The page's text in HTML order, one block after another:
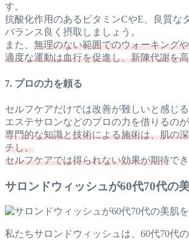
す。
抗酸化作用のあるビタミンCやE、良質な
バランス良く摂取しましょう。
また、 無理のない範囲でのウォーキング
適度な運動は血行を促進し、新陳代謝を
7. プロの力を頼る
セルフケアだけでは改善が難しいと感じる
エステサロンなどのプロの力を借りるのが
専門的な知識と技術による施術は、肌の
チし、
セルフケアでは得られない効果が期待で
サロンドウィッシュが60代70代の
私たちサロンドウィッシュは、60代70代